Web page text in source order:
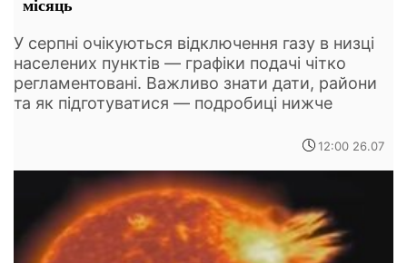
У серпні очікуються відключення газу в низці
населених пунктів — графіки подачі чітко
регламентовані. Важливо знати дати, райони
та як підготуватися — подробиці нижче
12:00 26.07